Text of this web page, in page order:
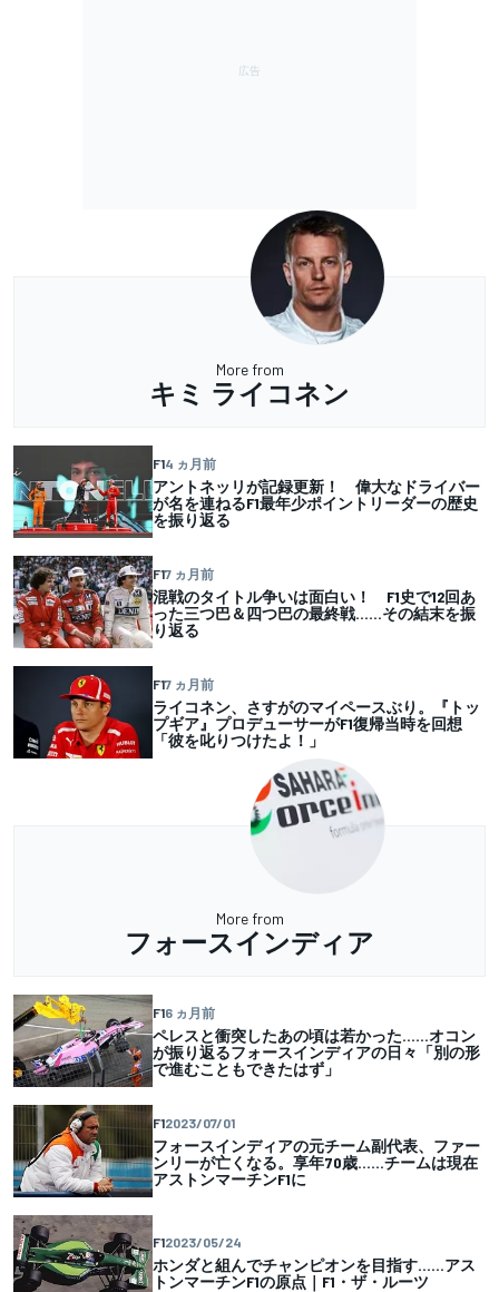
More from
キミ ライコネン
F14 ヵ月前
アントネッリが記録更新！ 偉大なドライバー
が名を連ねるF1最年少ポイントリーダーの歴史
を振り返る
F17 ヵ月前
混戦のタイトル争いは面白い！ F1史で12回あ
った三つ巴＆四つ巴の最終戦……その結末を振
り返る
F17 ヵ月前
ライコネン、さすがのマイペースぶり。『トッ
プギア』プロデューサーがF1復帰当時を回想
「彼を叱りつけたよ！」
More from
フォースインディア
F16 ヵ月前
ペレスと衝突したあの頃は若かった……オコン
が振り返るフォースインディアの日々「別の形
で進むこともできたはず」
F12023/07/01
フォースインディアの元チーム副代表、ファー
ンリーが亡くなる。享年70歳……チームは現在
アストンマーチンF1に
F12023/05/24
ホンダと組んでチャンピオンを目指す……アス
トンマーチンF1の原点｜F1・ザ・ルーツ